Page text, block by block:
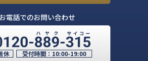
お電話でのお問い合わせ
休 受付時間： 10:00-19:00